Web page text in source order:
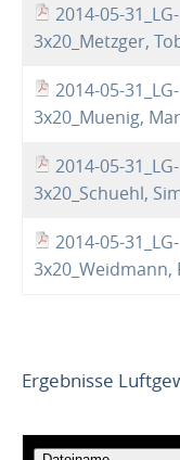
2014-05-31_LG-
3x20_Metzger,
2014-05-31_LG-
3x20_Muenig,
2014-05-31_LG-
3x20_Schuehl,
2014-05-31_LG-
3x20_Weidmann,
Ergebnisse